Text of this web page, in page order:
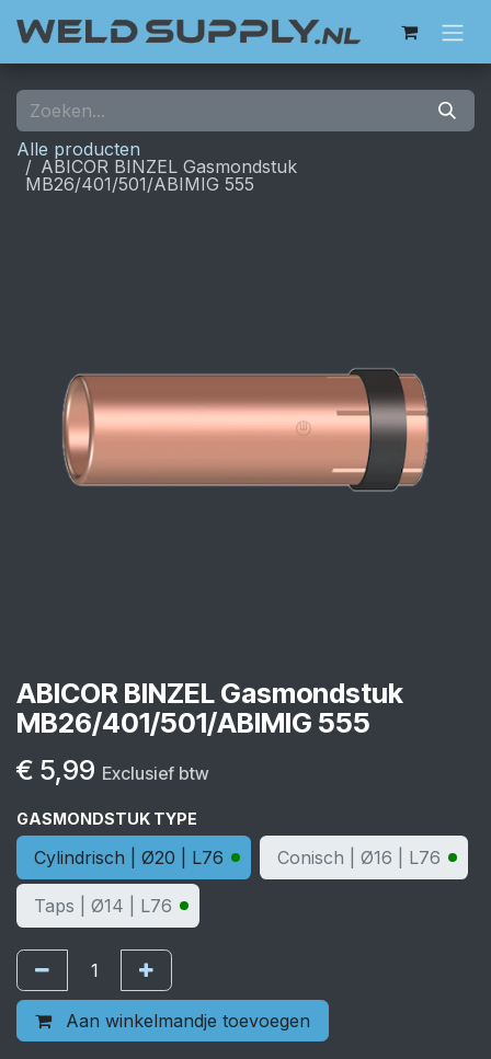
Alle producten
ABICOR BINZEL Gasmondstuk
MB26/401/501/ABIMIG 555
ABICOR BINZEL Gasmondstuk
MB26/401/501/ABIMIG 555
€ 5,99 Exclusief btw
GASMONDSTUK TYPE
Cylindrisch | Ø20 | L76 Conisch | Ø16 | L76
Taps | Ø14 | L76
Aan winkelmandje toevoegen